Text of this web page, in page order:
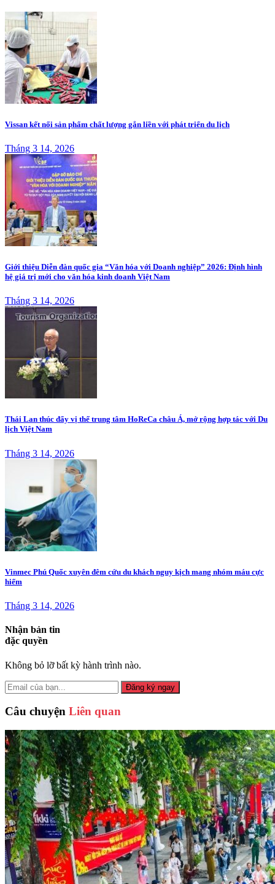
Vissan kết nối sản phẩm chất lượng gắn liền với phát triển du lịch
Tháng 3 14, 2026
Giới thiệu Diễn đàn quốc gia “Văn hóa với Doanh nghiệp” 2026: Định hình
hệ giá trị mới cho văn hóa kinh doanh Việt Nam
Tháng 3 14, 2026
Thái Lan thúc đẩy vị thế trung tâm HoReCa châu Á, mở rộng hợp tác với Du
lịch Việt Nam
Tháng 3 14, 2026
Vinmec Phú Quốc xuyên đêm cứu du khách nguy kịch mang nhóm máu cực
hiếm
Tháng 3 14, 2026
Nhận bản tin
đặc quyền
Không bỏ lỡ bất kỳ hành trình nào.
Đăng ký ngay
Câu chuyện Liên quan